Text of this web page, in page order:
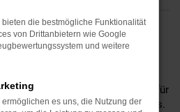
souveränes Design mit
Konnektivität. Mit
Außendesign sowie den
Sitzen bietet er ein besonders
Die moderne Konnektivität sorgt für
des Infotainmentsystems.
die bestmögliche Funktionalität
von Drittanbietern wie Google
und weitere
es uns, die Nutzung der